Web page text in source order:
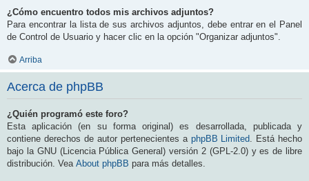
¿Cómo encuentro todos mis archivos adjuntos?
Para encontrar la lista de sus archivos adjuntos, debe entrar en el Panel
de Control de Usuario y hacer clic en la opción "Organizar adjuntos".
Arriba
Acerca de phpBB
¿Quién programó este foro?
Esta aplicación (en su forma original) es desarrollada, publicada y
contiene derechos de autor pertenecientes a phpBB Limited. Está hecho
bajo la GNU (Licencia Pública General) versión 2 (GPL-2.0) y es de libre
distribución. Vea About phpBB para más detalles.